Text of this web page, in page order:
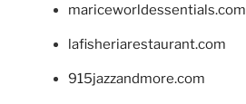
mariceworldessentials.com
lafisheriarestaurant.com
915jazzandmore.com